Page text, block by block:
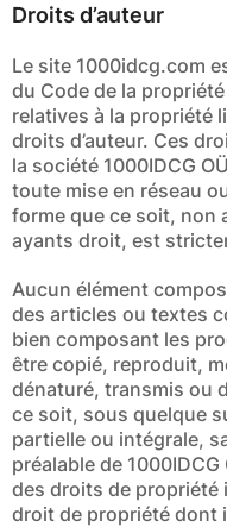
Droits d’auteur
Le site 1000idcg.com
du Code de la
relatives à la propriété
droits d’auteur. Ces
la société 1000IDCG
toute mise en réseau
forme que ce soit, non
ayants droit, est
Aucun élément
des articles ou textes
bien composant les
être copié, reproduit,
dénaturé, transmis ou
ce soit, sous quelque
partielle ou intégrale,
préalable de
des droits de
droit de propriété dont